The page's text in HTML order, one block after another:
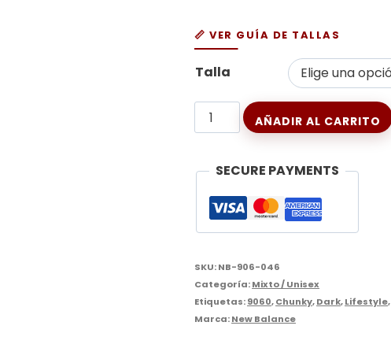
📏 VER GUÍA DE TALLAS
Talla
New
Balance
9060
cantidad
AÑADIR AL CARRITO
SECURE PAYMENTS
SKU:NB-906-046
Categoría:Mixto / Unisex
Etiquetas:9060,Chunky,Dark,Lifestyle,
Marca:New Balance